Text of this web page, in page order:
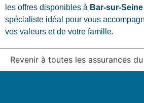
les offres disponibles à Bar-sur-Seine
spécialiste idéal pour vous
vos valeurs et de votre famille.
Revenir à toutes les assurances